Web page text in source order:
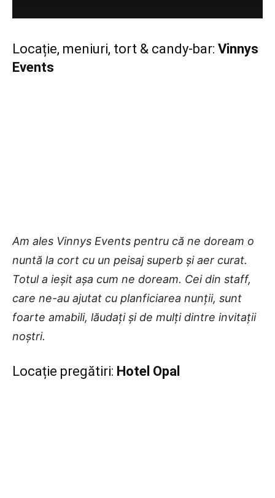
Locație, meniuri, tort & candy-bar: Vinnys
Events
Am ales Vinnys Events pentru că ne doream o
nuntă la cort cu un peisaj superb și aer curat.
Totul a ieșit așa cum ne doream. Cei din staff,
care ne-au ajutat cu planficiarea nunții, sunt
foarte amabili, lăudați și de mulți dintre invitații
noștri.
Locație pregătiri: Hotel Opal